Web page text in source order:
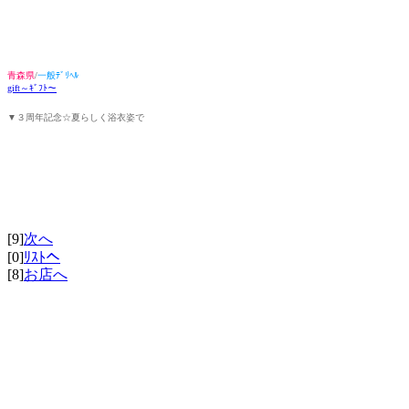
青森県/一般ﾃﾞﾘﾍﾙ
gift～ｷﾞﾌﾄ～
▼３周年記念☆夏らしく浴衣姿で
[9]次へ
[0]ﾘｽﾄへ
[8]お店へ